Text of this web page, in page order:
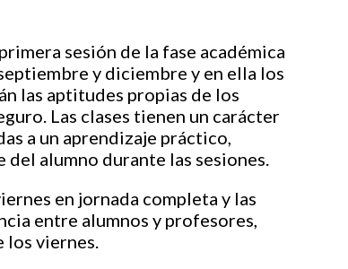
sesión de la fase académica
y diciembre y en ella los
las aptitudes propias de los
Las clases tienen un carácter
a un aprendizaje práctico,
alumno durante las sesiones.
en jornada completa y las
entre alumnos y profesores,
los viernes.